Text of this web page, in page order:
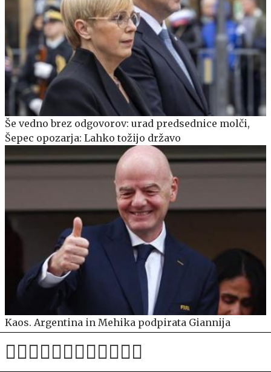
Še vedno brez odgovorov: urad predsednice molči,
Šepec opozarja: Lahko tožijo državo
Kaos. Argentina in Mehika podpirata Giannija
Infantina in s tem kršita sklepe.